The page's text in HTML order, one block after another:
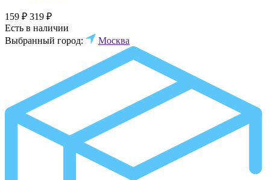
159 ₽ 319 ₽
Есть в наличии
Выбранный город:
Москва